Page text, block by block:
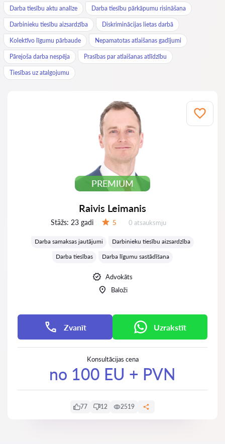
Darba tiesību aktu analīze Darba tiesību pārkāpumu risināšana
Darbinieku tiesību aizsardzība Diskriminācijas lietas darbā
Kolektīvo līgumu pārbaude Nepamatotas atlaišanas gadījumi
Pārejoša darba nespēja Prasības par atlaišanas atlīdzību
Tiesības uz atalgojumu
PREMIUM
Raivis Leimanis
Stāžs: 23 gadi 5 Atsauksmes:
0 atsauksmju
Darba samaksas jautājumi
Darbinieku tiesību aizsardzība
Darba tiesības
Darba līgumu sastādīšana
Advokāts
Baloži
Zvanīt Uzrakstīt
Konsultācijas cena
no 100 EU + PVN
77 12 2519